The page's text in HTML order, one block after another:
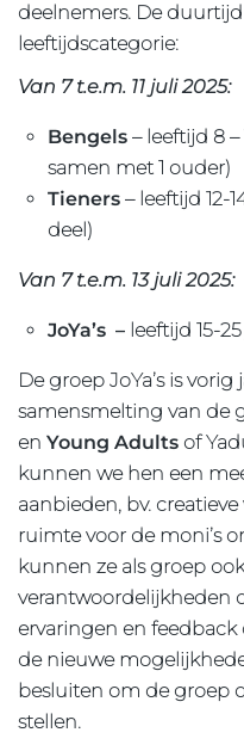
deelnemers. De
leeftijdscategorie:
Van 7 t.e.m. 11 juli 2025:
Bengels – leeftijd 8
samen met 1 ouder)
Tieners – leeftijd 12-
deel)
Van 7 t.e.m. 13 juli 2025:
JoYa’s – leeftijd 15-
De groep JoYa’s is
samensmelting van de
en Young Adults of
kunnen we hen een
aanbieden, bv.
ruimte voor de moni’s
kunnen ze als groep
verantwoordelijkheden
ervaringen en
de nieuwe
besluiten om de groep
stellen.